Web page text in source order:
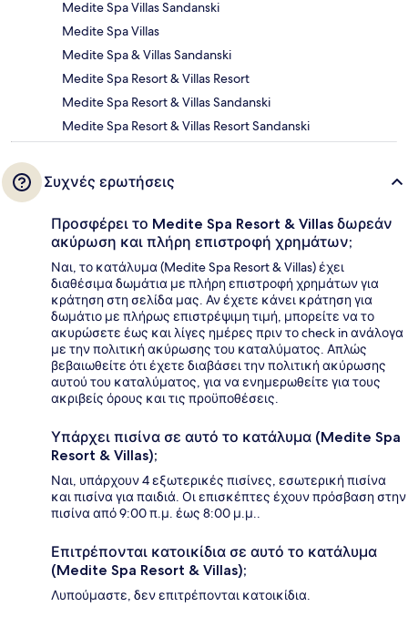
Medite Spa Villas Sandanski
Medite Spa Villas
Medite Spa & Villas Sandanski
Medite Spa Resort & Villas Resort
Medite Spa Resort & Villas Sandanski
Medite Spa Resort & Villas Resort Sandanski
Συχνές ερωτήσεις
Προσφέρει το Medite Spa Resort & Villas δωρεάν
ακύρωση και πλήρη επιστροφή χρημάτων;
Ναι, το κατάλυμα (Medite Spa Resort & Villas) έχει
διαθέσιμα δωμάτια με πλήρη επιστροφή χρημάτων για
κράτηση στη σελίδα μας. Αν έχετε κάνει κράτηση για
δωμάτιο με πλήρως επιστρέψιμη τιμή, μπορείτε να το
ακυρώσετε έως και λίγες ημέρες πριν το check in ανάλογα
με την πολιτική ακύρωσης του καταλύματος. Απλώς
βεβαιωθείτε ότι έχετε διαβάσει την πολιτική ακύρωσης
αυτού του καταλύματος, για να ενημερωθείτε για τους
ακριβείς όρους και τις προϋποθέσεις.
Υπάρχει πισίνα σε αυτό το κατάλυμα (Medite Spa
Resort & Villas);
Ναι, υπάρχουν 4 εξωτερικές πισίνες, εσωτερική πισίνα
και πισίνα για παιδιά. Οι επισκέπτες έχουν πρόσβαση στην
πισίνα από 9:00 π.μ. έως 8:00 μ.μ..
Επιτρέπονται κατοικίδια σε αυτό το κατάλυμα
(Medite Spa Resort & Villas);
Λυπούμαστε, δεν επιτρέπονται κατοικίδια.